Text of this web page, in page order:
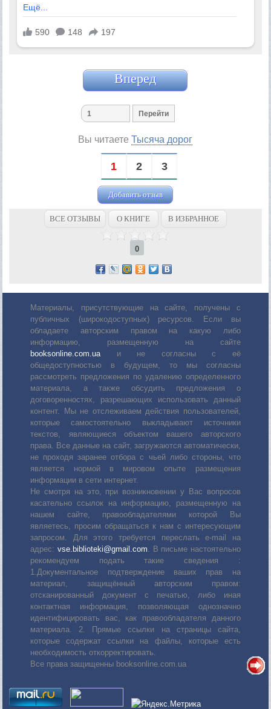
Вперед
Вы читаетеТысяча дорог
1 2 3
Добавить отзыв
ВСЕ ОТЗЫВЫ О КНИГЕ В ИЗБРАННОЕ
0
Материалы, присутствующие на сайте, получены с
публичных (широкодоступных) ресурсов. Если вы
обладаете авторским правом на какую либо
информацию, размещенную на сайте
booksonline.com.uaи не согласны с её
общедоступностью в будущем, то мы согласны
рассмотреть предложения по удалению определенного
материала, а также обсудить предложения о
договоренностях, разрешающих использовать данный
контент. Мы не отслеживаем действия пользователей,
которые самостоятельно выкладывают источники
текстов, являющиеся объектом вашего авторского
права. Все данные на сайт, загружаются автоматически,
не проходя заранее отбора с чьей либо стороны, что
является нормой в мировом опыте размещения
информации в сети интернет.
Не смотря на это, при возникновении у Вас вопросов
касательно ссылок на информацию, размещенную на
нашем сайте, правообладателями которой Вы
являетесь, просим обращаться к нам с интересующим
запросом. Для этого требуется переслать е-mail на
адрес: vse.biblioteki@gmail.com. В письме настоятельно
рекомендуем подать такие сведения :
1.Документальное подтверждение ваших прав на
материал, защищённый авторским правом:
отсканированный документ с печатью, либо иная
контактная информация, позволяющая однозначно
идентифицировать вас, как правообладателя данного
материала. 2. Прямые ссылки на страницы сайта,
которые содержат ссылки на файлы, которые есть
необходимость откорректировать.
Все права защищенны booksonline.com.ua